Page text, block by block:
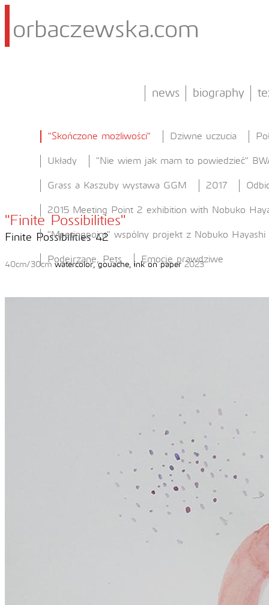
orbaczewska.com
news biography
"Skończone możliwości" Dziwne uczucia
Układy "Nie wiem jak mam to powiedzieć"
Grass a Kaszuby wystawa GGM 2017
2015 Meeting Point 2 exhibition with Nobuko
"Meetingpoint" wspólny projekt z Nobuko Hayashi
Podejrzane, Pets Emocje prawdziwe
"Finite Possibilities"
Finite Possibilities 42
40cm/30cm watercolor, gouache, ink on paper2023